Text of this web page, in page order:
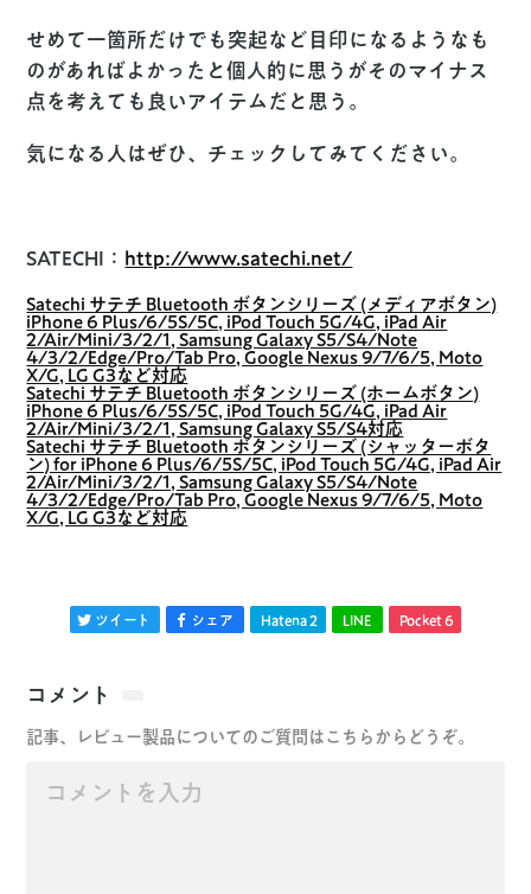
せめて一箇所だけでも突起など目印になるようなも
のがあればよかったと個人的に思うがそのマイナス
点を考えても良いアイテムだと思う。
気になる人はぜひ、チェックしてみてください。
SATECHI： http://www.satechi.net/
Satechi サテチ Bluetooth ボタンシリーズ (メディアボタン)
iPhone 6 Plus/6/5S/5C, iPod Touch 5G/4G, iPad Air
2/Air/Mini/3/2/1, Samsung Galaxy S5/S4/Note
4/3/2/Edge/Pro/Tab Pro, Google Nexus 9/7/6/5, Moto
X/G, LG G3など対応
Satechi サテチ Bluetooth ボタンシリーズ (ホームボタン)
iPhone 6 Plus/6/5S/5C, iPod Touch 5G/4G, iPad Air
2/Air/Mini/3/2/1, Samsung Galaxy S5/S4対応
Satechi サテチ Bluetooth ボタンシリーズ (シャッターボタ
ン) for iPhone 6 Plus/6/5S/5C, iPod Touch 5G/4G, iPad Air
2/Air/Mini/3/2/1, Samsung Galaxy S5/S4/Note
4/3/2/Edge/Pro/Tab Pro, Google Nexus 9/7/6/5, Moto
X/G, LG G3など対応
ツイート シェア Hatena 2 LINE Pocket6
コメント
記事、レビュー製品についてのご質問はこちらからどうぞ。